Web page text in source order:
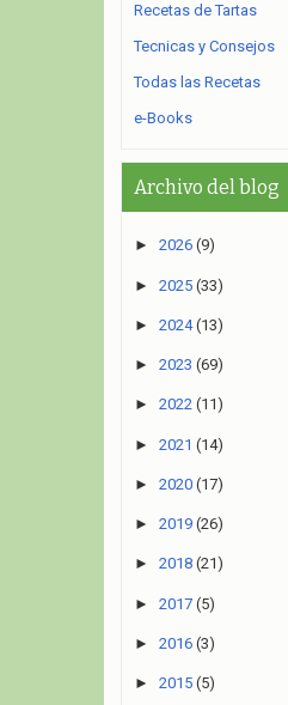
Recetas de Tartas
Tecnicas y Consejos
Todas las Recetas
e-Books
Archivo del blog
► 2026 (9)
► 2025 (33)
► 2024 (13)
► 2023 (69)
► 2022 (11)
► 2021 (14)
► 2020 (17)
► 2019 (26)
► 2018 (21)
► 2017 (5)
► 2016 (3)
► 2015 (5)